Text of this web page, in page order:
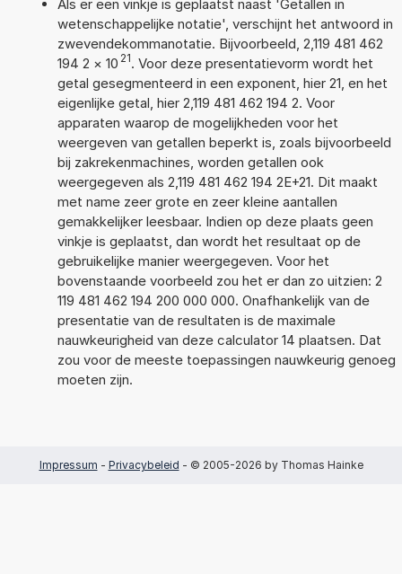
Als er een vinkje is geplaatst naast 'Getallen in
wetenschappelijke notatie', verschijnt het antwoord in
zwevendekommanotatie. Bijvoorbeeld, 2,119 481 462
194 2 × 10 21. Voor deze presentatievorm wordt het
getal gesegmenteerd in een exponent, hier 21, en het
eigenlijke getal, hier 2,119 481 462 194 2. Voor
apparaten waarop de mogelijkheden voor het
weergeven van getallen beperkt is, zoals bijvoorbeeld
bij zakrekenmachines, worden getallen ook
weergegeven als 2,119 481 462 194 2E+21. Dit maakt
met name zeer grote en zeer kleine aantallen
gemakkelijker leesbaar. Indien op deze plaats geen
vinkje is geplaatst, dan wordt het resultaat op de
gebruikelijke manier weergegeven. Voor het
bovenstaande voorbeeld zou het er dan zo uitzien: 2
119 481 462 194 200 000 000. Onafhankelijk van de
presentatie van de resultaten is de maximale
nauwkeurigheid van deze calculator 14 plaatsen. Dat
zou voor de meeste toepassingen nauwkeurig genoeg
moeten zijn.
Impressum - Privacybeleid - © 2005-2026 by Thomas Hainke